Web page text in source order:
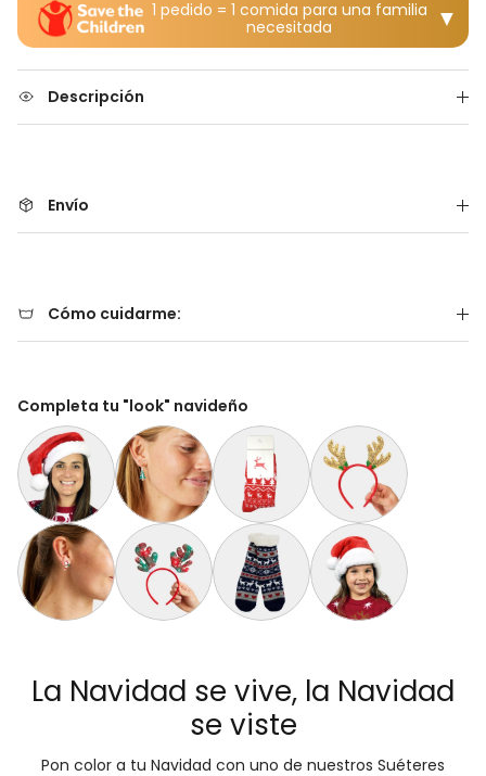
1 pedido = 1 comida para una familia
necesitada
▼
Descripción
Envío
Cómo cuidarme:
Completa tu "look" navideño
Gorro Navideño Santa Claus Suave y Gordito para Adultos
Aretes de Navidad Árbol de Navidad
Calcetines Navideñas Unisex Renos
Diadema Navideña de
La Navidad se vive, la Navidad
se viste
Pon color a tu Navidad con uno de nuestros Suéteres